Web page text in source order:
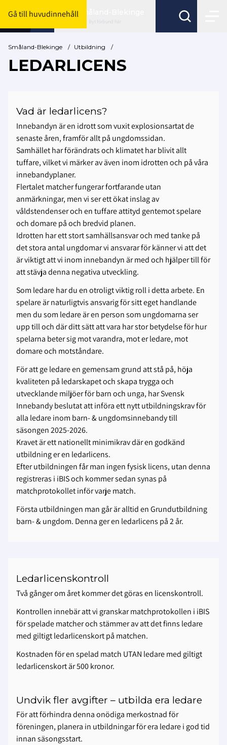
Gå till huvudinnehållSmåland-Blekinge
Byt förbund här
Småland-Blekinge / Utbildning /
LEDARLICENS
Vad är ledarlicens?
Innebandyn är en idrott som vuxit explosionsartat de
senaste åren, framför allt på ungdomssidan.
Samhället har förändrats och klimatet har blivit allt
tuffare, vilket vi märker av även inom idrotten och på våra
innebandyplaner.
Flertalet matcher fungerar fortfarande utan
anmärkningar, men vi ser ett ökat inslag av
våldstendenser och en tuffare attityd gentemot spelare
och domare på och bredvid planen.
Idrotten har ett stort samhällsansvar och med tanke på
det stora antal ungdomar vi ansvarar för känner vi att det
är viktigt att vi inom innebandyn är med och hjälper till för
att stävja denna negativa utveckling.
Som ledare har du en otroligt viktig roll i detta arbete. En
spelare är naturligtvis ansvarig för sitt eget handlande
men du som ledare är en person som ungdomarna ser
upp till och där ditt sätt att vara har stor betydelse för hur
spelarna beter sig mot varandra, mot er ledare, mot
domare och motståndare.
För att ge ledare en gemensam grund att stå på, höja
kvaliteten på ledarskapet och skapa trygga och
utvecklande miljöer för barn och unga, har Svensk
Innebandy beslutat att införa ett nytt utbildningskrav för
alla ledare inom barn- & ungdomsinnebandy till
säsongen 2025-2026.
Kravet är ett nationellt minimikrav där en godkänd
utbildning er en ledarlicens.
Efter utbildningen får man ingen fysisk licens, utan denna
registreras i iBIS och kommer sedan synas på
matchprotokollet inför varje match.
Första utbildningen man går är alltid en Grundutbildning
barn- & ungdom. Denna ger en ledarlicens på 2 år.
Ledarlicenskontroll
Två gånger om året kommer det göras en licenskontroll.
Kontrollen innebär att vi granskar matchprotokollen i iBIS
för spelade matcher och stämmer av att det finns ledare
med giltigt ledarlicenskort på matchen.
Kostnaden för en spelad match UTAN ledare med giltigt
ledarlicenskort är 500 kronor.
Undvik fler avgifter – utbilda era ledare
För att förhindra denna onödiga merkostnad för
föreningen, planera in utbildningar för era ledare i god tid
innan säsongsstart.